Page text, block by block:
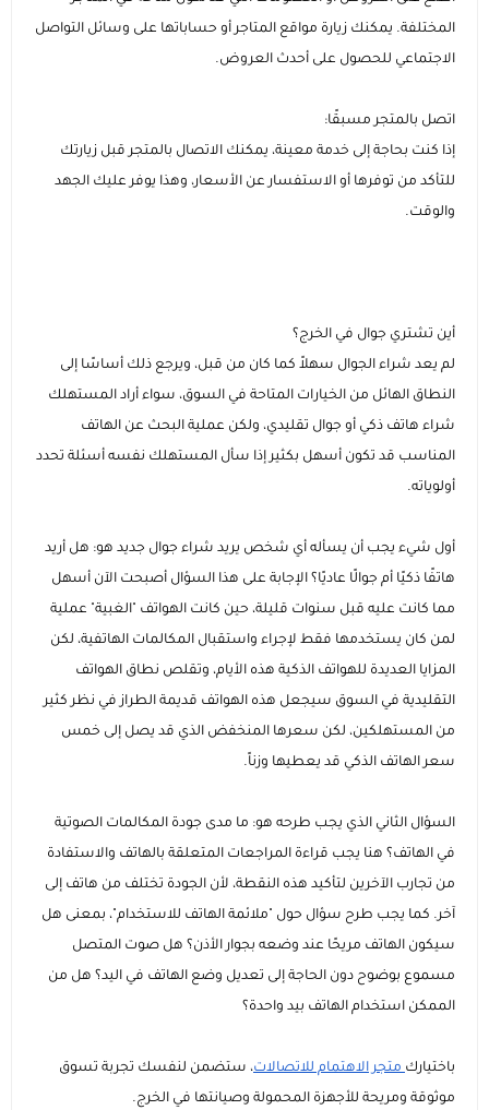
المختلفة. يمكنك زيارة مواقع المتاجر أو حساباتها على وسائل التواصل
الاجتماعي للحصول على أحدث العروض.
اتصل بالمتجر مسبقًا:
إذا كنت بحاجة إلى خدمة معينة، يمكنك الاتصال بالمتجر قبل زيارتك
للتأكد من توفرها أو الاستفسار عن الأسعار، وهذا يوفر عليك الجهد
والوقت.
أين تشتري جوال في الخرج؟
لم يعد شراء الجوال سهلاً كما كان من قبل، ويرجع ذلك أساسًا إلى
النطاق الهائل من الخيارات المتاحة في السوق، سواء أراد المستهلك
شراء هاتف ذكي أو جوال تقليدي، ولكن عملية البحث عن الهاتف
المناسب قد تكون أسهل بكثير إذا سأل المستهلك نفسه أسئلة تحدد
أولوياته.
أول شيء يجب أن يسأله أي شخص يريد شراء جوال جديد هو: هل أريد
هاتفًا ذكيًا أم جوالًا عاديًا؟ الإجابة على هذا السؤال أصبحت الآن أسهل
مما كانت عليه قبل سنوات قليلة، حين كانت الهواتف "الغبية" عملية
لمن كان يستخدمها فقط لإجراء واستقبال المكالمات الهاتفية، لكن
المزايا العديدة للهواتف الذكية هذه الأيام، وتقلص نطاق الهواتف
التقليدية في السوق سيجعل هذه الهواتف قديمة الطراز في نظر كثير
من المستهلكين، لكن سعرها المنخفض الذي قد يصل إلى خمس
سعر الهاتف الذكي قد يعطيها وزناً.
السؤال الثاني الذي يجب طرحه هو: ما مدى جودة المكالمات الصوتية
في الهاتف؟ هنا يجب قراءة المراجعات المتعلقة بالهاتف والاستفادة
من تجارب الآخرين لتأكيد هذه النقطة، لأن الجودة تختلف من هاتف إلى
آخر. كما يجب طرح سؤال حول "ملائمة الهاتف للاستخدام"، بمعنى هل
سيكون الهاتف مريحًا عند وضعه بجوار الأذن؟ هل صوت المتصل
مسموع بوضوح دون الحاجة إلى تعديل وضع الهاتف في اليد؟ هل من
الممكن استخدام الهاتف بيد واحدة؟
باختياركمتجر الاهتمام للاتصالات، ستضمن لنفسك تجربة تسوق
موثوقة ومريحة للأجهزة المحمولة وصيانتها في الخرج.